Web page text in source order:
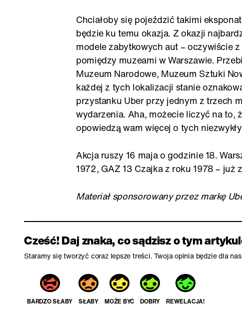
Chciałoby się pojeździć takimi
będzie ku temu okazja. Z okazji
modele zabytkowych aut – oczywiście
pomiędzy muzeami w Warszawie.
Muzeum Narodowe, Muzeum Sztuki
każdej z tych lokalizacji stanie
przystanku Uber przy jednym z trzech
wydarzenia. Aha, możecie liczyć na to,
opowiedzą wam więcej o tych
Akcja ruszy 16 maja o godzinie 18.
1972, GAZ 13 Czajka z roku 1978 – już
Materiał sponsorowany przez markę
Cześć! Daj znaka, co sądzisz o tym
Staramy się tworzyć coraz lepsze treści. Twoja opinia będzie dla
BARDZO SŁABY SŁABY MOŻE BYĆ DOBRY REWELACJA!